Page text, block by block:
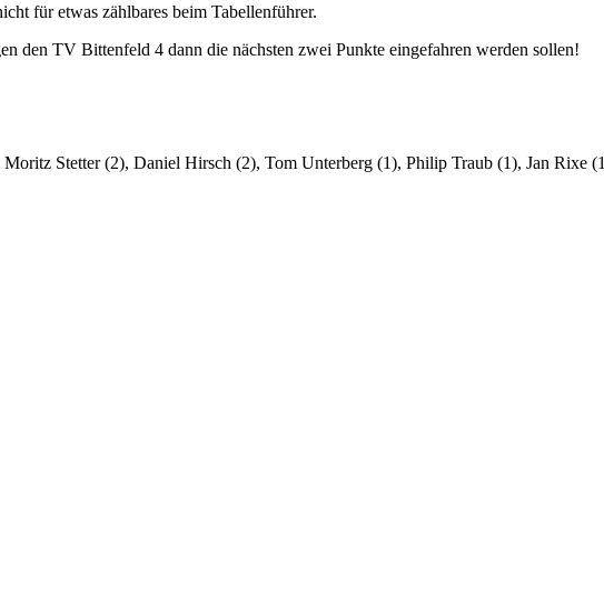
für etwas zählbares beim Tabellenführer.
den TV Bittenfeld 4 dann die nächsten zwei Punkte eingefahren werden sollen!
Stetter (2), Daniel Hirsch (2), Tom Unterberg (1), Philip Traub (1), Jan Rixe